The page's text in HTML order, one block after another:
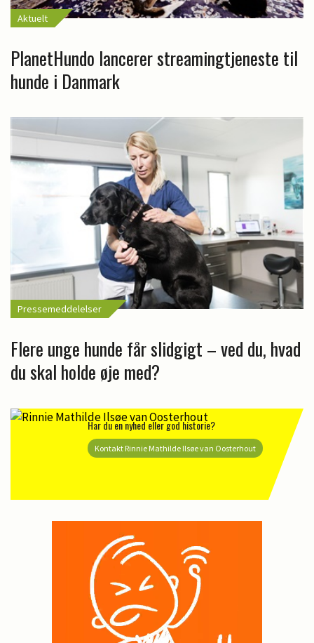
Aktuelt
PlanetHundo lancerer streamingtjeneste til
hunde i Danmark
Pressemeddelelser
Flere unge hunde får slidgigt – ved du, hvad
du skal holde øje med?
Har du en nyhed eller god historie?
Kontakt Rinnie Mathilde Ilsøe van Oosterhout